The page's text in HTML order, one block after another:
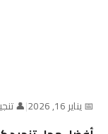
📅 يناير 16, 2026 |
👤